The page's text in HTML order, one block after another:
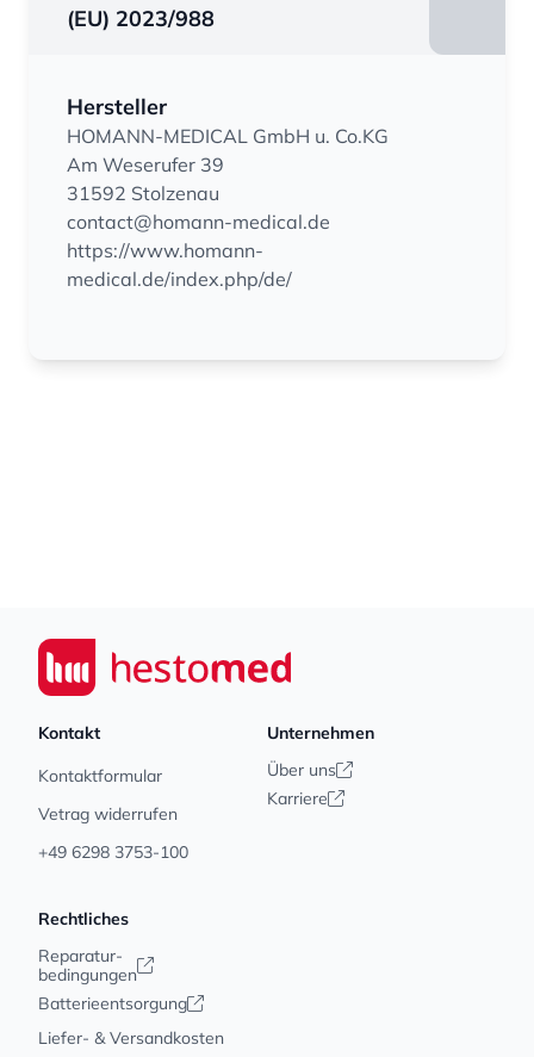
(EU) 2023/988
Hersteller
HOMANN-MEDICAL GmbH u. Co.KG
Am Weserufer 39
31592 Stolzenau
contact@homann-medical.de
https://www.homann-
medical.de/index.php/de/
Seiwert GmbH
Kontakt
Kontaktformular
Vetrag widerrufen
+49 6298 3753-100
Unternehmen
Über uns
Karriere
Rechtliches
Reparatur-
bedingungen
Batterieentsorgung
Liefer- & Versandkosten